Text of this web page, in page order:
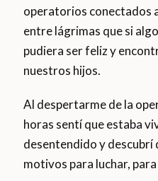
operatorios conectados
entre lágrimas que si
pudiera ser feliz y
nuestros hijos.
Al despertarme de la
horas sentí que estaba
desentendido y descubrí
motivos para luchar,